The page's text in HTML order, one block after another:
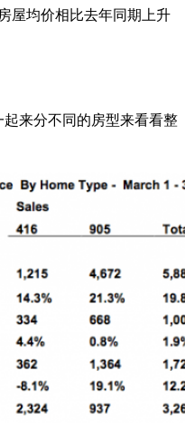
屋均价相比去年同期上升
来分不同的房型来看看整